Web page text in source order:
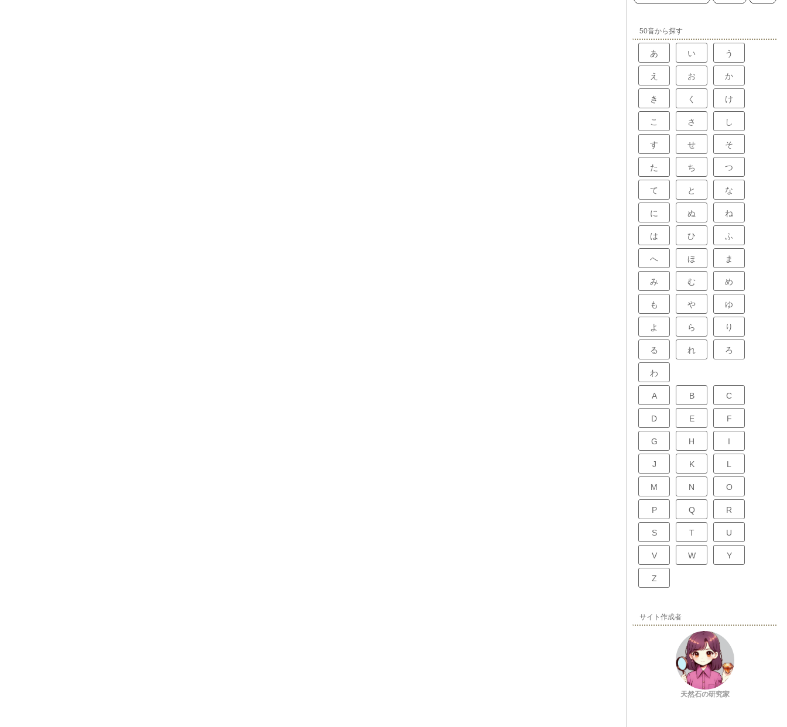
50音から探す
あ い う
え お か
き く け
こ さ し
す せ そ
た ち つ
て と な
に ぬ ね
は ひ ふ
へ ほ ま
み む め
も や ゆ
よ ら り
る れ ろ
わ
A B C
D E F
G H I
J K L
M N O
P Q R
S T U
V W Y
Z
サイト作成者
天然石の研究家